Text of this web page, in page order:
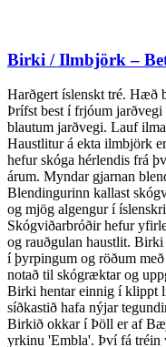
Birki / Ilmbjörk –
Harðgert íslenskt tré. Hæð
Þrífst best í frjóum
blautum jarðvegi. Lauf
Haustlitur á ekta ilmbjörk
hefur skóga hérlendis frá
árum. Myndar gjarnan
Blendingurinn kallast
og mjög algengur í
Skógviðarbróðir hefur
og rauðgulan haustlit. Birki
í þyrpingum og röðum
notað til skógræktar og
Birki hentar einnig í klippt
síðkastið hafa nýjar
Birkið okkar í Þöll er af
yrkinu 'Embla'. Því fá tréin